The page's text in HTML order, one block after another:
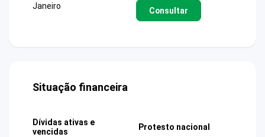
Janeiro
Consultar
Situação financeira
Dívidas ativas e
vencidas
Protesto nacional